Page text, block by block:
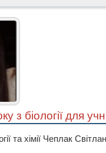
з біології для
та хімії Чеплак